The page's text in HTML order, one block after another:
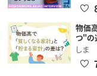
物価
つ"の
しま